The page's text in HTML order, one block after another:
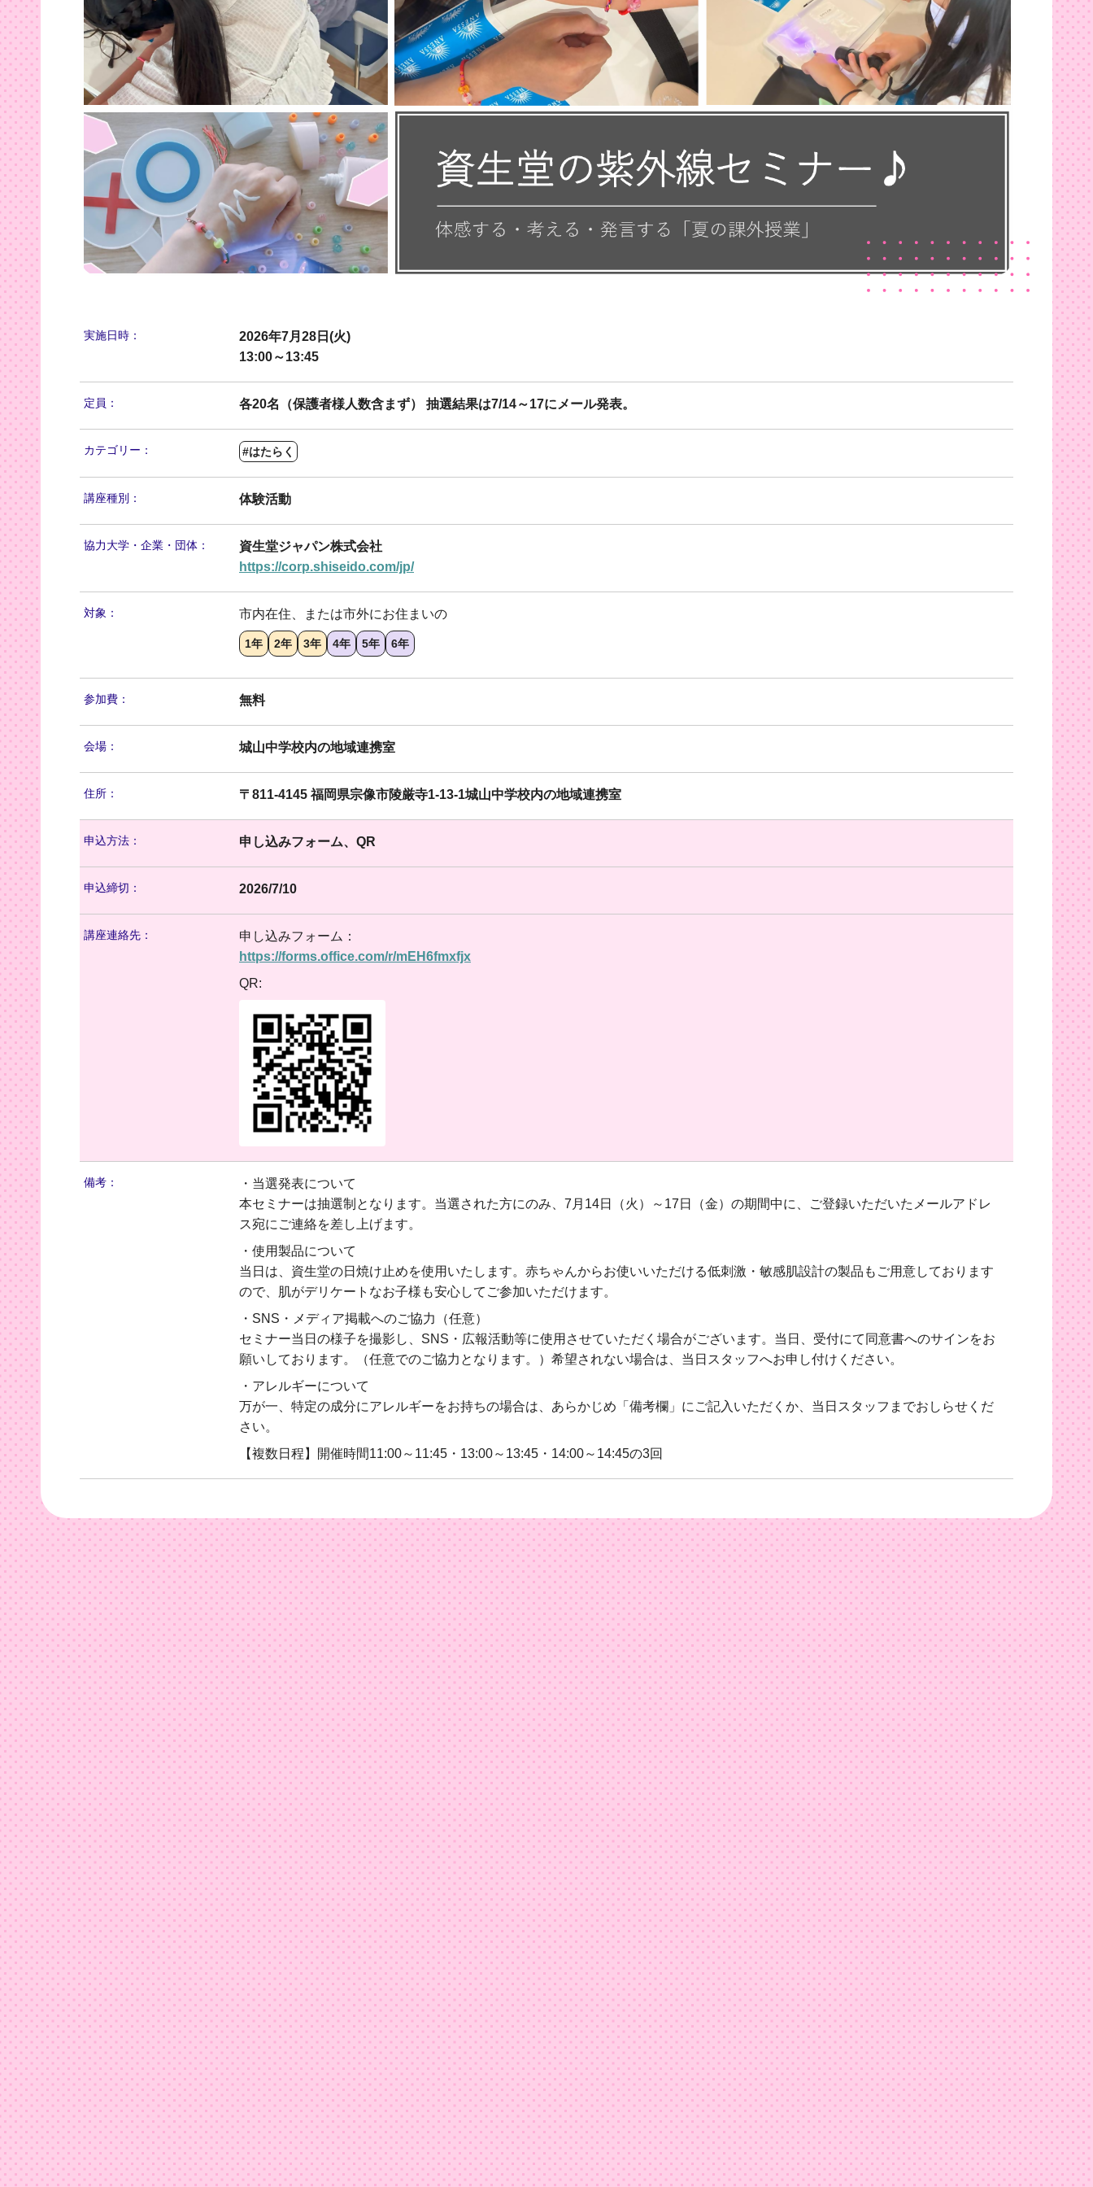
実施日時：
2026年7月28日(火)
13:00～13:45
定員： 各20名（保護者様人数含まず） 抽選結果は7/14～17にメール発表。
カテゴリー： #はたらく
講座種別： 体験活動
協力大学・ 企業・団体：
資生堂ジャパン株式会社
https://corp.shiseido.com/jp/
対象： 市内在住、または市外にお住まいの
1年 2年 3年 4年 5年 6年
参加費： 無料
会場： 城山中学校内の地域連携室
住所： 〒811-4145 福岡県宗像市陵厳寺1-13-1城山中学校内の地域連携室
申込方法： 申し込みフォーム、QR
申込締切： 2026/7/10
講座連絡先：
申し込みフォーム：
https://forms.office.com/r/mEH6fmxfjx
QR:
備考：
・当選発表について
本セミナーは抽選制となります。当選された方にのみ、7月14日（火）～17日（金）の期間中に、ご登録いただいたメールアドレ
ス宛にご連絡を差し上げます。
・使用製品について
当日は、資生堂の日焼け止めを使用いたします。赤ちゃんからお使いいただける低刺激・敏感肌設計の製品もご用意しております
ので、肌がデリケートなお子様も安心してご参加いただけます。
・SNS・メディア掲載へのご協力（任意）
セミナー当日の様子を撮影し、SNS・広報活動等に使用させていただく場合がございます。当日、受付にて同意書へのサインをお
願いしております。（任意でのご協力となります。）希望されない場合は、当日スタッフへお申し付けください。
・アレルギーについて
万が一、特定の成分にアレルギーをお持ちの場合は、あらかじめ「備考欄」にご記入いただくか、当日スタッフまでおしらせくだ
さい。
【複数日程】開催時間11:00～11:45・13:00～13:45・14:00～14:45の3回